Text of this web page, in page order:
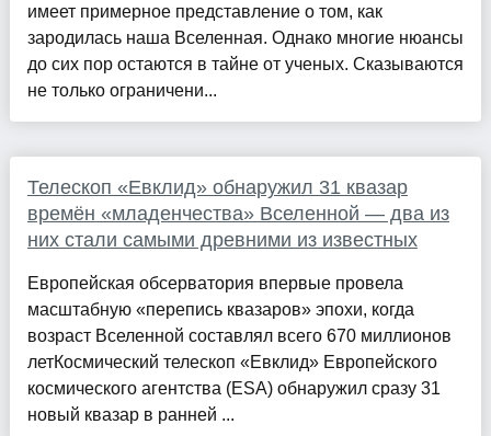
имеет примерное представление о том, как
зародилась наша Вселенная. Однако многие нюансы
до сих пор остаются в тайне от ученых. Сказываются
не только ограничени...
Телескоп «Евклид» обнаружил 31 квазар
времён «младенчества» Вселенной — два из
них стали самыми древними из известных
Европейская обсерватория впервые провела
масштабную «перепись квазаров» эпохи, когда
возраст Вселенной составлял всего 670 миллионов
летКосмический телескоп «Евклид» Европейского
космического агентства (ESA) обнаружил сразу 31
новый квазар в ранней ...